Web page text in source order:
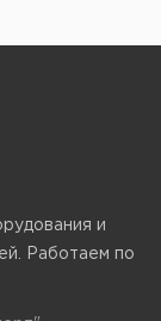
и
Работаем по